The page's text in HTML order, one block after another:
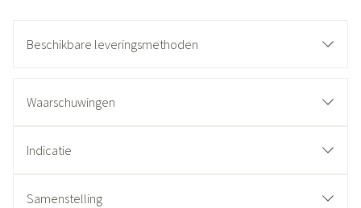
Beschikbare leveringsmethoden
Waarschuwingen
Indicatie
Samenstelling